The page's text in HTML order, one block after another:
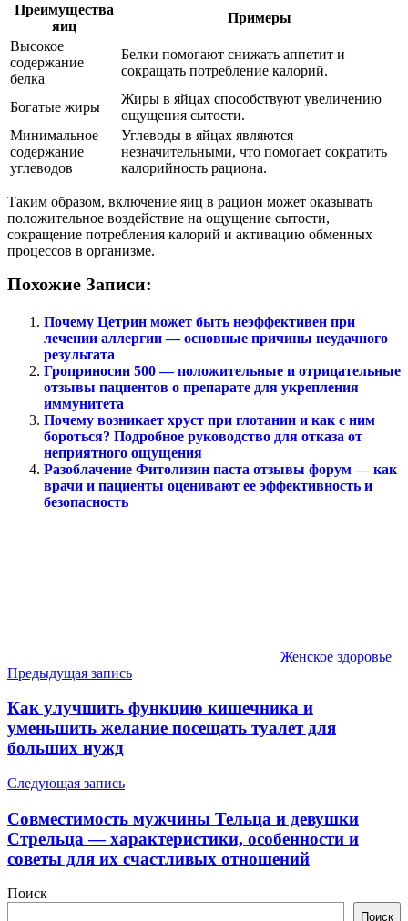
Преимущества
яиц
Примеры
Высокое
содержание
белка
Белки помогают снижать аппетит и
сокращать потребление калорий.
Богатые жиры
Жиры в яйцах способствуют увеличению
ощущения сытости.
Минимальное
содержание
углеводов
Углеводы в яйцах являются
незначительными, что помогает сократить
калорийность рациона.
Таким образом, включение яиц в рацион может оказывать
положительное воздействие на ощущение сытости,
сокращение потребления калорий и активацию обменных
процессов в организме.
Похожие Записи:
Почему Цетрин может быть неэффективен при
лечении аллергии — основные причины неудачного
результатa
Гроприносин 500 — положительные и отрицательные
отзывы пациентов о препарате для укрепления
иммунитета
Почему возникает хруст при глотании и как с ним
бороться? Подробное руководство для отказа от
неприятного ощущения
Разоблачение Фитолизин паста отзывы форум — как
врачи и пациенты оценивают ее эффективность и
безопасность
Женское здоровье
Навигация
по
записям
Предыдущая запись
Как улучшить функцию кишечника и
уменьшить желание посещать туалет для
больших нужд
Следующая запись
Совместимость мужчины Тельца и девушки
Стрельца — характеристики, особенности и
советы для их счастливых отношений
Поиск
Поиск